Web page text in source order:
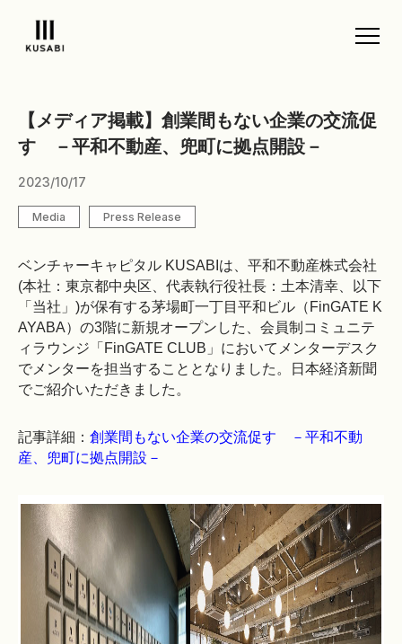
【メディア掲載】創業間もない企業の交流促
す －平和不動産、兜町に拠点開設－
2023/10/17
Media Press Release
ベンチャーキャピタル KUSABIは、平和不動産株式会社
(本社：東京都中央区、代表執行役社長：土本清幸、以下
「当社」)が保有する茅場町一丁目平和ビル（FinGATE K
AYABA）の3階に新規オープンした、会員制コミュニテ
ィラウンジ「FinGATE CLUB」においてメンターデスク
でメンターを担当することとなりました。日本経済新聞
でご紹介いただきました。
記事詳細： 創業間もない企業の交流促す －平和不動
産、兜町に拠点開設－